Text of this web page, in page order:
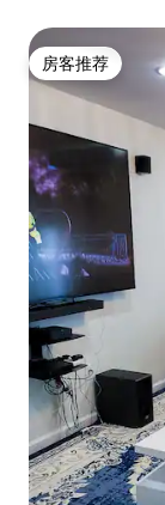
房客推荐
房客推荐